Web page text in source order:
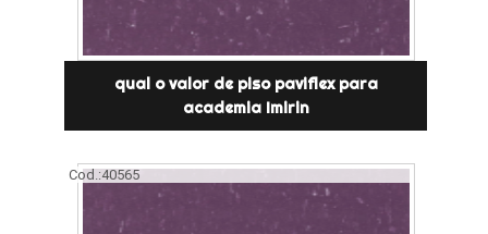
qual o valor de piso paviflex para
academia Imirin
Cod.:40565